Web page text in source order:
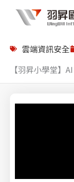
雲端資訊安全
【羽昇小學堂】